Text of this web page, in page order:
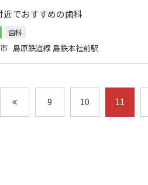
でおすすめの歯科
歯科
島原鉄道線 島鉄本社前駅
9 10 11